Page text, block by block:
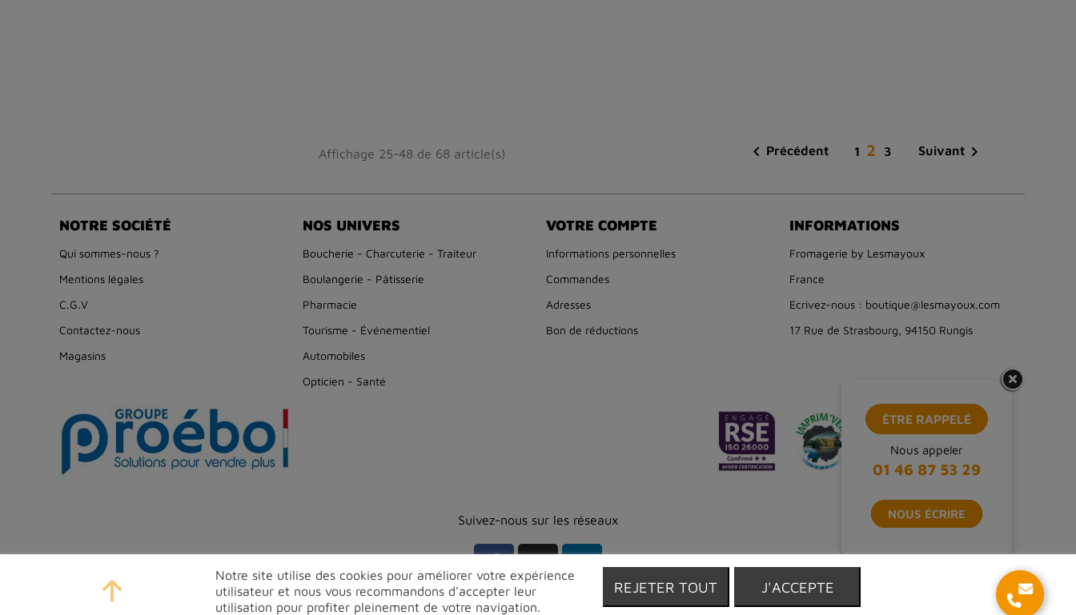
Affichage 25-48 de 68 article(s)  Précédent 1 2 3 Suivant 
NOTRE SOCIÉTÉ
Qui sommes-nous ?
Mentions légales
C.G.V
Contactez-nous
Magasins
NOS UNIVERS
Boucherie - Charcuterie - Traiteur
Boulangerie - Pâtisserie
Pharmacie
Tourisme - Événementiel
Automobiles
Opticien - Santé
VOTRE COMPTE
Informations personnelles
Commandes
Adresses
Bon de réductions
INFORMATIONS
Fromagerie by Lesmayoux
France
Ecrivez-nous : boutique@lesmayoux.com
17 Rue de Strasbourg, 94150 Rungis
ÊTRE RAPPELÉ
Nous appeler
01 46 87 53 29
NOUS ÉCRIRE
Notre site utilise des cookies pour améliorer votre expérience
utilisateur et nous vous recommandons d'accepter leur
utilisation pour profiter pleinement de votre navigation.
REJETER TOUT J'ACCEPTE
Suivez-nous sur les réseaux